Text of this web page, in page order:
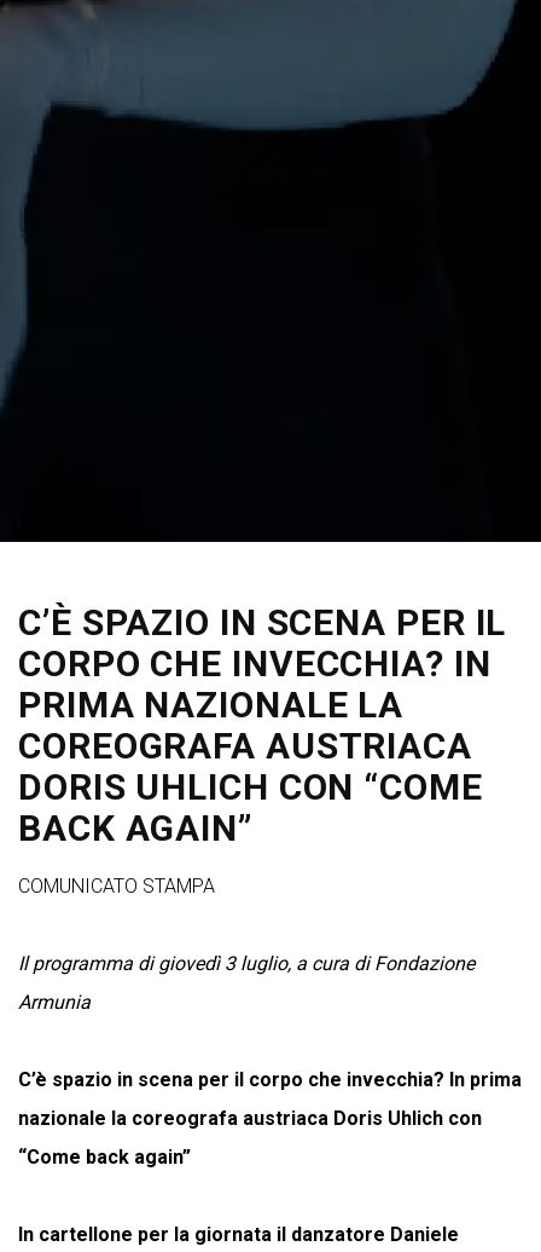
C’È SPAZIO IN SCENA PER IL
CORPO CHE INVECCHIA? IN
PRIMA NAZIONALE LA
COREOGRAFA AUSTRIACA
DORIS UHLICH CON “COME
BACK AGAIN”
COMUNICATO STAMPA
Il programma di giovedì 3 luglio, a cura di Fondazione
Armunia
C’è spazio in scena per il corpo che invecchia? In prima
nazionale la coreografa austriaca Doris Uhlich con
“Come back again”
In cartellone per la giornata il danzatore Daniele